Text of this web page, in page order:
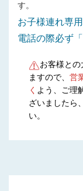
す。
お子様連れ専
電話の際必ず
お客様と
ますので、営
く よう、ご理
ざいましたら
い。